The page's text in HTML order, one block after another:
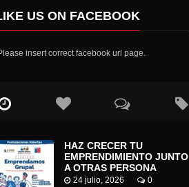
US ON FACEBOOK
insert correct facebook url page.
HAZ CRECER TU
EMPRENDIMIENTO JUNTO
A OTRAS PERSONA
24 julio, 2026 0